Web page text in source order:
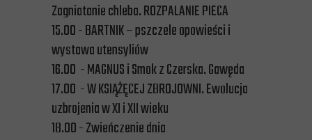
Zagniatanie chleba. ROZPALANIE PIECA
15.00 - BARTNIK – pszczele opowieści i
wystawa utensyliów
16.00 - MAGNUS i Smok z Czerska. Gawęda
17.00 - W KSIĄŻĘCEJ ZBROJOWNI. Ewolucja
uzbrojenia w XI i XII wieku
18.00 - Zwieńczenie dnia